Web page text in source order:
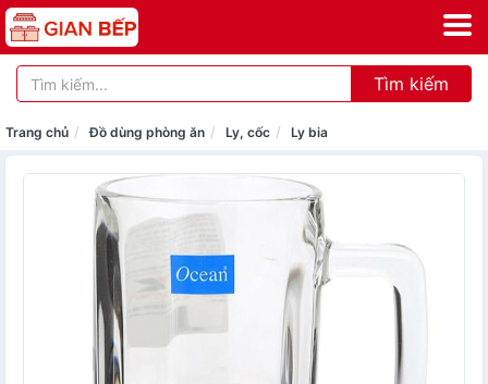
Tìm kiếm
Trang chủ Đồ dùng phòng ăn Ly, cốc Ly bia